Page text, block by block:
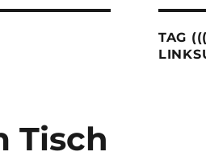
Tisch
TAG